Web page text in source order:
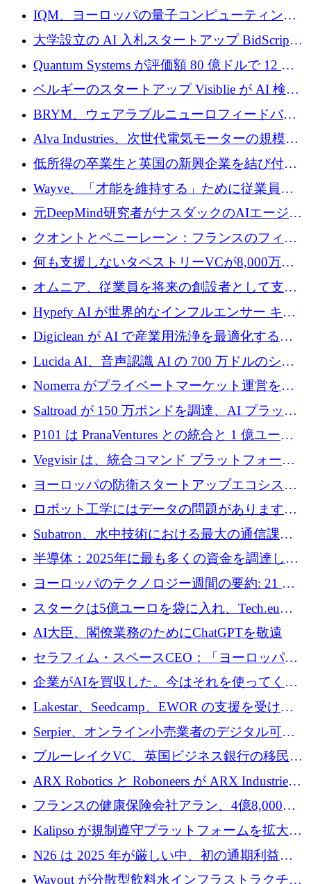
ノベーション モデルを学ぶ
IQM、ヨーロッパの量子コンピューティング
企業として初めて米国の主要取引所に上場
大学設立の AI 入札スタートアップ BidScript
がプレシード資金総額 100 万ドルを突破
Quantum Systems が評価額 80 億ドルで 12 億
ドルを調達
ベルギーのスタートアップ Visiblie が AI 検索
の可視化のために 50 万ユーロを調達
BRYM、ウェアラブルニューロフィードバッ
クプラットフォームの開発に65万ユーロを確
Alva Industries、次世代電気モーターの規模拡
大に 1,600 万ユーロを調達
低所得の卒業生と英国の新興企業を結び付け
るためにCommon Pathを開始
Wayve、「才能を維持する」ために従業員に
8,500万ドルの株式公開買い付けを実施
元DeepMind研究者がナスダックのAIエージェ
ントを拡張するためにCreandumの資金調達で
記録を獲得
クオントとペニーレーン：フランスのフィン
テックの友人と敵
何も支援しないタペストリーVCが8,000万ド
ルの資金を調達、ロンドン事務所を開設
オムニア、従業員を将来の創設者として支援
するために Firedrop でファンドを立ち上げる
Hypefy AI が世界的なインフルエンサー キャ
ンペーンを自動化するためにシリーズ A で
720 万ドルを調達
Digiclean が AI で産業用洗浄を最適化するた
めに 250 万ユーロを調達
Lucida AI、音声認識 AI の 700 万ドルのシー
ドラウンドを終了
Nomerra がプライベートマーケット運営を自
動化するために 200 万ドルを調達
Saltroad が 150 万ポンドを調達、AI プラット
フォーム Ogma を買収して子ども向け言語療
P101 は PranaVentures との統合と 1 億ユーロ
のファンドによりシード投資に拡大
Vegvisir は、統合コマンド プラットフォーム
を通じて関連する無人システムを接続するた
めの資金を調達します
ヨーロッパの防衛スタートアップエコシステ
ムとなったハッカソン
ロボット工学にはデータの問題があります。
Macrodata Labs はそれを解決したいと考えて
Subatron、水中技術における最大の通信課題
の 1 つに取り組むために 16 万 2,000 ユーロを
半導体：2025年に最も多くの資金を調達した
10社
ヨーロッパのテクノロジー週間の要約: 21 億
ユーロの取引と Tech.eu Funding Explorer
スタークは5億ユーロを袋に入れ、Tech.eu
Funding Explorerの立ち上げ、そしてルクセン
ブルクの大きな野望
AI大臣、閣僚業務のためにChatGPTを敬遠
セラフィム・スペースCEO：「ヨーロッパは
追いつきつつある」
企業がAIを買収した。今はそれを使ってくれ
る人々が必要です
Lakestar、Seedcamp、EWOR の支援を受け、
SE3 が自律システム用の空間 AI プラットフォ
ームを発表
Serpier、オンライン小売業者のデジタル可視
性向上を支援するために 140 万ユーロを調達
ブルーレイクVC、英国ビジネス銀行の移民主
導スタートアップ支援で初のファンド獲得に
ARX Robotics と Roboneers が ARX Industries
を設立し、無人地上車両の生産を拡大
フランスの健康保険会社アラン、4億8,000万
ユーロの資金調達ラウンドで合意
Kalipso が規制遵守プラットフォームを拡大す
るために 320 万ドルを調達
N26 は 2025 年が厳しい中、初の通期利益を
達成
Wayout が分散型飲料水インフラストラクチャ